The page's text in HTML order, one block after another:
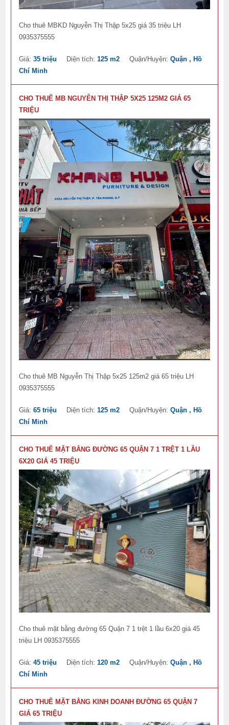
Cho thuê MBKD Nguyễn Thị Thập 5x25 giá 35 triệu LH
0935375555
Giá:35 triệu Diện tích:125 m2 Quận/Huyện:Quận , Hồ
Chí Minh
CHO THUÊ MB NGUYỄN THỊ THẬP 5X25 125M2 GIÁ 65
TRIỆU
Cho thuê MB Nguyễn Thị Thập 5x25 125m2 giá 65 triệu LH
0935375555
Giá:65 triệu Diện tích:125 m2 Quận/Huyện:Quận , Hồ
Chí Minh
CHO THUÊ MẶT BẰNG ĐƯỜNG 65 QUẬN 7 1 TRỆT 1 LẦU
6X20 GIÁ 45 TRIỆU
Cho thuê mặt bằng đường 65 Quận 7 1 trệt 1 lầu 6x20 giá 45
triệu LH 0935375555
Giá:45 triệu Diện tích:120 m2 Quận/Huyện:Quận , Hồ
Chí Minh
CHO THUÊ MẶT BẰNG KINH DOANH ĐƯỜNG 65 QUẬN 7
GIÁ 65 TRIỆU